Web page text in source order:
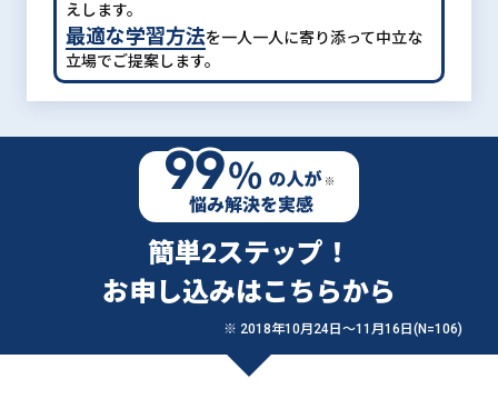
えします。
最適な学習方法を一人一人に寄り添って中立な
立場でご提案します。
簡単2ステップ！
お申し込みはこちらから
※ 2018年10月24日〜11月16日(N=106)